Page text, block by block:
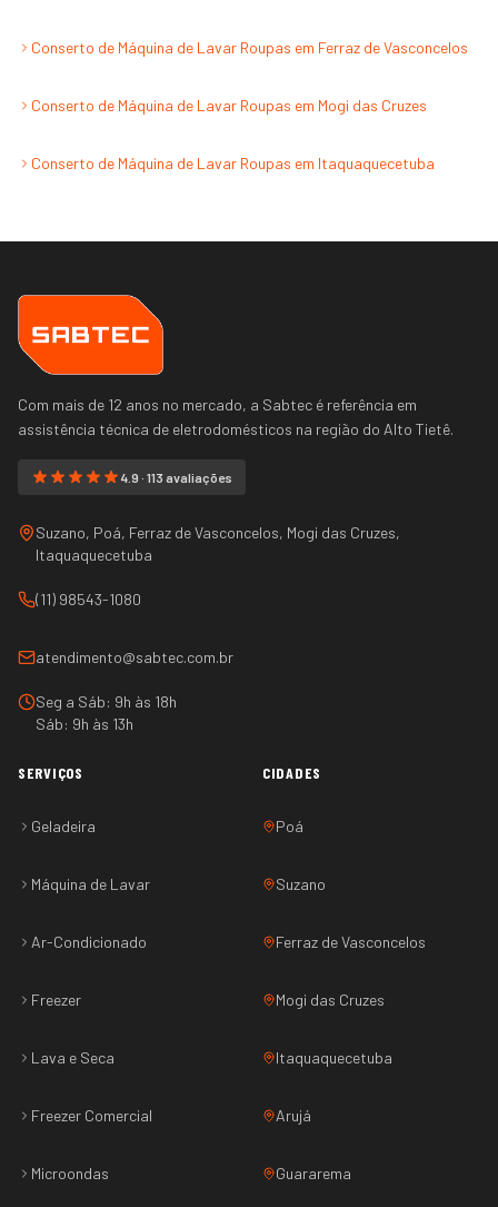
Conserto de Máquina de Lavar Roupas em Ferraz de Vasconcelos
Conserto de Máquina de Lavar Roupas em Mogi das Cruzes
Conserto de Máquina de Lavar Roupas em Itaquaquecetuba
Com mais de 12 anos no mercado, a Sabtec é referência em
assistência técnica de eletrodomésticos na região do Alto Tietê.
4.9 · 113 avaliações
Suzano, Poá, Ferraz de Vasconcelos, Mogi das Cruzes,
Itaquaquecetuba
(11) 98543-1080
atendimento@sabtec.com.br
Seg a Sáb: 9h às 18h
Sáb: 9h às 13h
SERVIÇOS
Geladeira
Máquina de Lavar
Ar-Condicionado
Freezer
Lava e Seca
Freezer Comercial
Microondas
CIDADES
Poá
Suzano
Ferraz de Vasconcelos
Mogi das Cruzes
Itaquaquecetuba
Arujá
Guararema